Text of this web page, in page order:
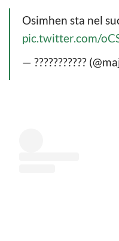
Osimhen sta nel
pic.twitter.com/
— ???????????